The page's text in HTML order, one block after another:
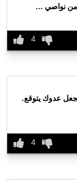
من نواصي ...
عدوك يتوقع.